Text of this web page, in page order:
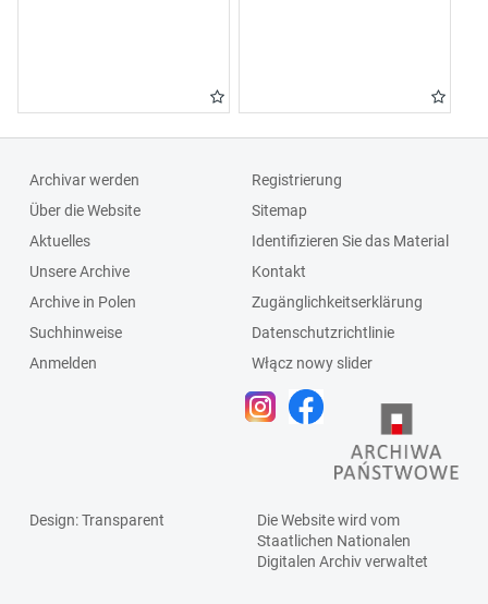
Archivar werden
Über die Website
Aktuelles
Unsere Archive
Archive in Polen
Suchhinweise
Anmelden
Registrierung
Sitemap
Identifizieren Sie das Material
Kontakt
Zugänglichkeitserklärung
Datenschutzrichtlinie
Włącz nowy slider
Design: Transparent
Die Website wird vom
Staatlichen Nationalen
Digitalen Archivverwaltet